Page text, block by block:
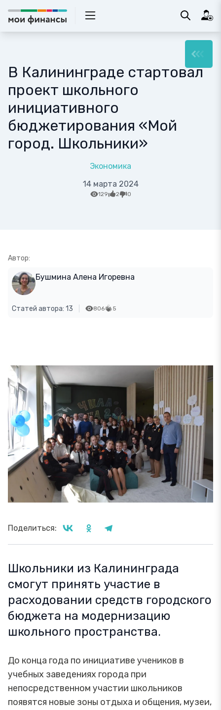
В Калининграде стартовал
проект школьного
инициативного
бюджетирования «Мой
город. Школьники»
Экономика
14 марта 2024
129 2 0
Автор:
Бушмина Алена Игоревна
Статей автора: 13 806 5
Поделиться:
Школьники из Калининграда
смогут принять участие в
расходовании средств городского
бюджета на модернизацию
школьного пространства.
До конца года по инициативе учеников в
учебных заведениях города при
непосредственном участии школьников
появятся новые зоны отдыха и общения, музеи,